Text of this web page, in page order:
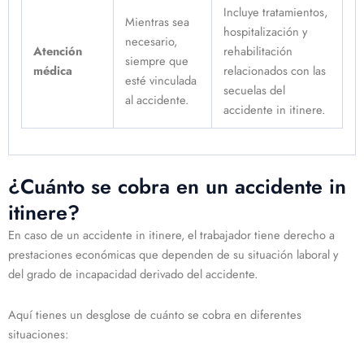
Atención
médica
Mientras sea
necesario,
siempre que
esté vinculada
al accidente.
Incluye tratamientos,
hospitalización y
rehabilitación
relacionados con las
secuelas del
accidente in itinere.
¿Cuánto se cobra en un accidente in
itinere?
En caso de un accidente in itinere, el trabajador tiene derecho a
prestaciones económicas que dependen de su situación laboral y
del grado de incapacidad derivado del accidente.
Aquí tienes un desglose de cuánto se cobra en diferentes
situaciones: